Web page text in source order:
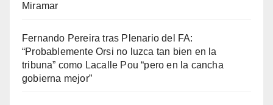
Miramar
Fernando Pereira tras Plenario del FA:
“Probablemente Orsi no luzca tan bien en la
tribuna” como Lacalle Pou “pero en la cancha
gobierna mejor”